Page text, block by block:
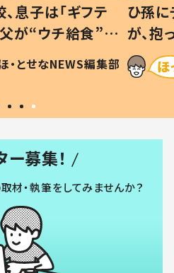
息子は「ギフテ
が“ウチ給食”を
とは #令和の親
・とせなNEWS編集部
ひ孫
が、
「涙が
い」
ー募集！
材・執筆をしてみませんか？